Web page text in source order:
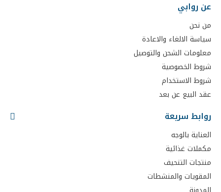
عن روابي
من نحن
سياسة الالغاء والاعادة
معلومات الشحن والتوصيل
شروط الخصوصية
شروط الاستخدام
عقد البيع عن بعد
روابط سريعة
العناية بالوجه
مكملات غذائية
منتجات التنحيف
المقويات والمنشطات